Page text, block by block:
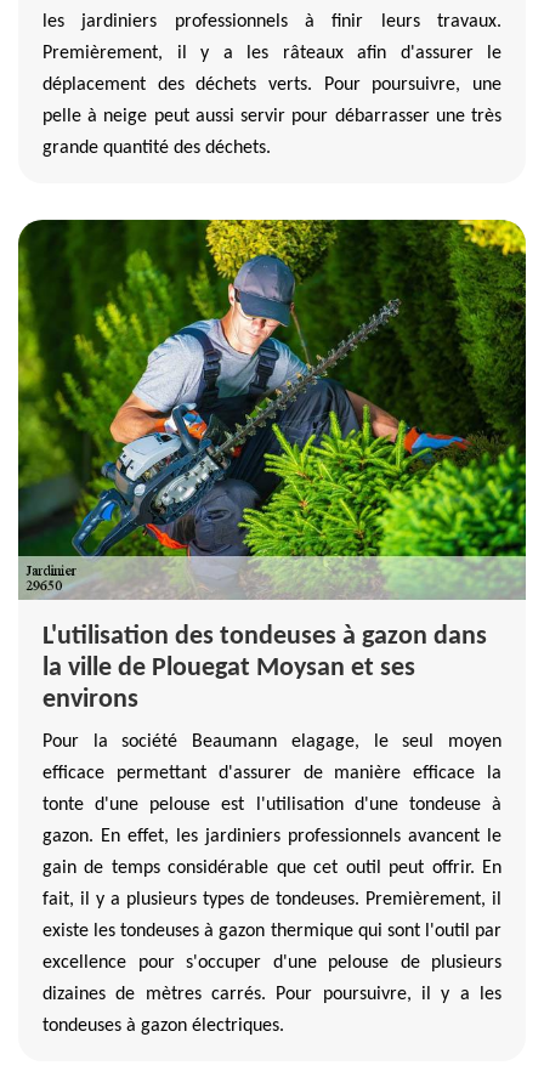
les jardiniers professionnels à finir leurs travaux.
Premièrement, il y a les râteaux afin d'assurer le
déplacement des déchets verts. Pour poursuivre, une
pelle à neige peut aussi servir pour débarrasser une très
grande quantité des déchets.
L'utilisation des tondeuses à gazon dans
la ville de Plouegat Moysan et ses
environs
Pour la société Beaumann elagage, le seul moyen
efficace permettant d'assurer de manière efficace la
tonte d'une pelouse est l'utilisation d'une tondeuse à
gazon. En effet, les jardiniers professionnels avancent le
gain de temps considérable que cet outil peut offrir. En
fait, il y a plusieurs types de tondeuses. Premièrement, il
existe les tondeuses à gazon thermique qui sont l'outil par
excellence pour s'occuper d'une pelouse de plusieurs
dizaines de mètres carrés. Pour poursuivre, il y a les
tondeuses à gazon électriques.